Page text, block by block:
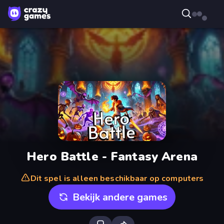
Hero Battle - Fantasy Arena
Dit spel is alleen beschikbaar op computers
Bekijk andere games